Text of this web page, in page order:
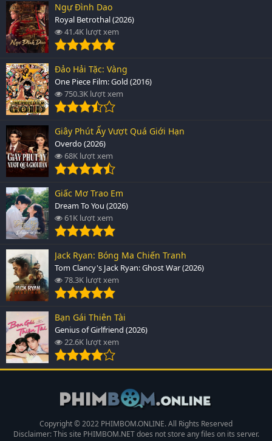
Ngự Đình Dao
Royal Betrothal (2026)
41.4K lượt xem
Đảo Hải Tặc: Vàng
One Piece Film: Gold (2016)
750.3K lượt xem
Giây Phút Ấy Vượt Quá Giới Hạn
Overdo (2026)
68K lượt xem
Giấc Mơ Trao Em
Dream To You (2026)
61K lượt xem
Jack Ryan: Bóng Ma Chiến Tranh
Tom Clancy's Jack Ryan: Ghost War (2026)
78.3K lượt xem
Bạn Gái Thiên Tài
Genius of Girlfriend (2026)
22.6K lượt xem
Copyright © 2022 PHIMBOM.ONLINE. All Rights Reserved
Disclaimer: This site PHIMBOM.NETdoes not store any files on its server.